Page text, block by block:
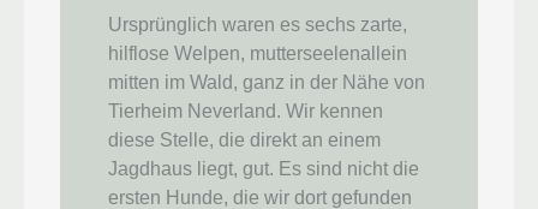
Ursprünglich waren es sechs zarte,
hilflose Welpen, mutterseelenallein
mitten im Wald, ganz in der Nähe von
Tierheim Neverland. Wir kennen
diese Stelle, die direkt an einem
Jagdhaus liegt, gut. Es sind nicht die
ersten Hunde, die wir dort gefunden